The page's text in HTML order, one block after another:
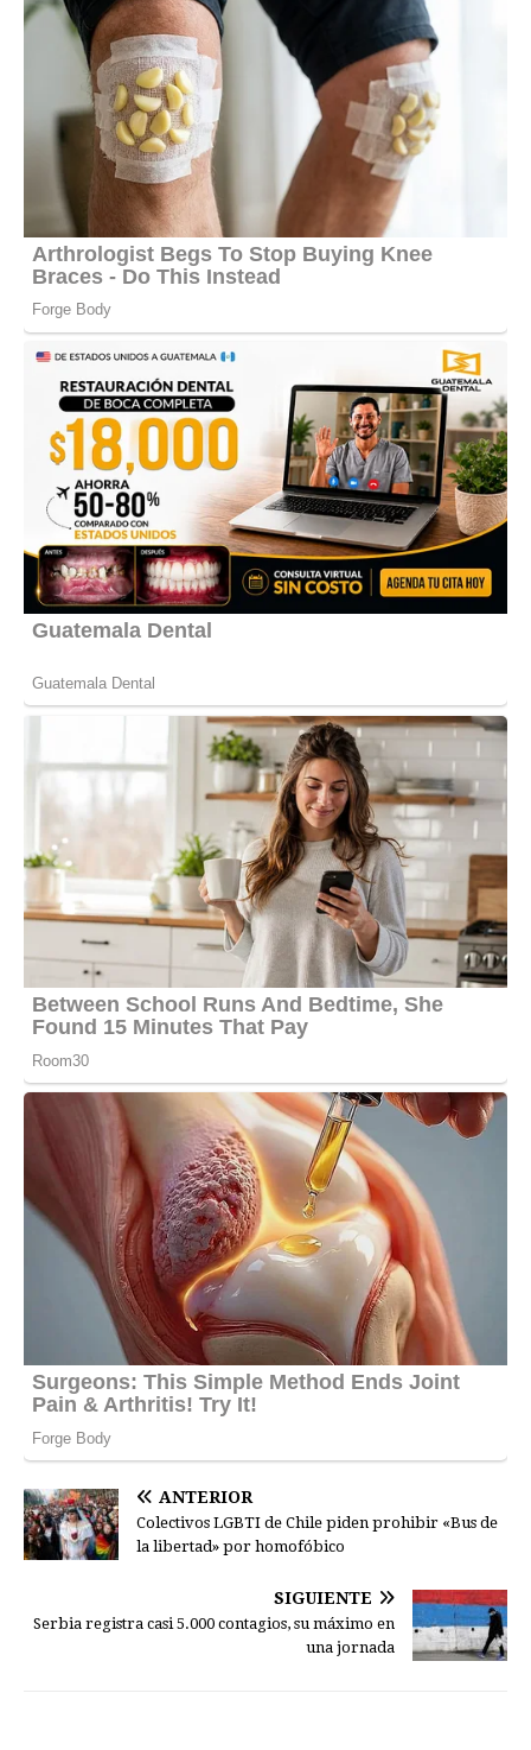
ANTERIOR
Colectivos LGBTI de Chile piden prohibir «Bus de
la libertad» por homofóbico
SIGUIENTE
Serbia registra casi 5.000 contagios, su máximo en
una jornada